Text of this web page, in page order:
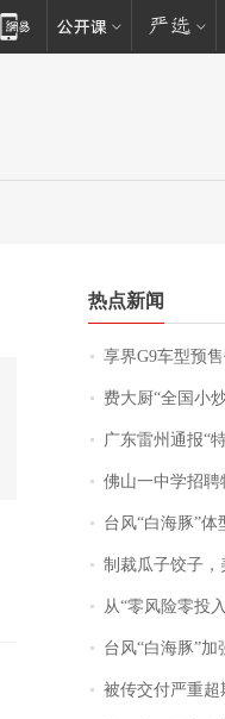
热点新闻
享界G9车型预
费大厨“全国小炒肉大王”
广东雷州通报“特殊教育学校教
佛山一中学招聘物理教师，笔试前
台风“白海豚”体型变
制裁瓜子饺子，
从“零风险零投入”到负债百万：一
台风“白海豚”加强！
被传交付严重超期、糊弄客户，知名独角兽车企创始人